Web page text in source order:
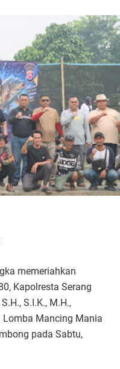
memeriahkan
Kapolresta Serang
S.I.K., M.H.,
Lomba Mancing Mania
pada Sabtu,